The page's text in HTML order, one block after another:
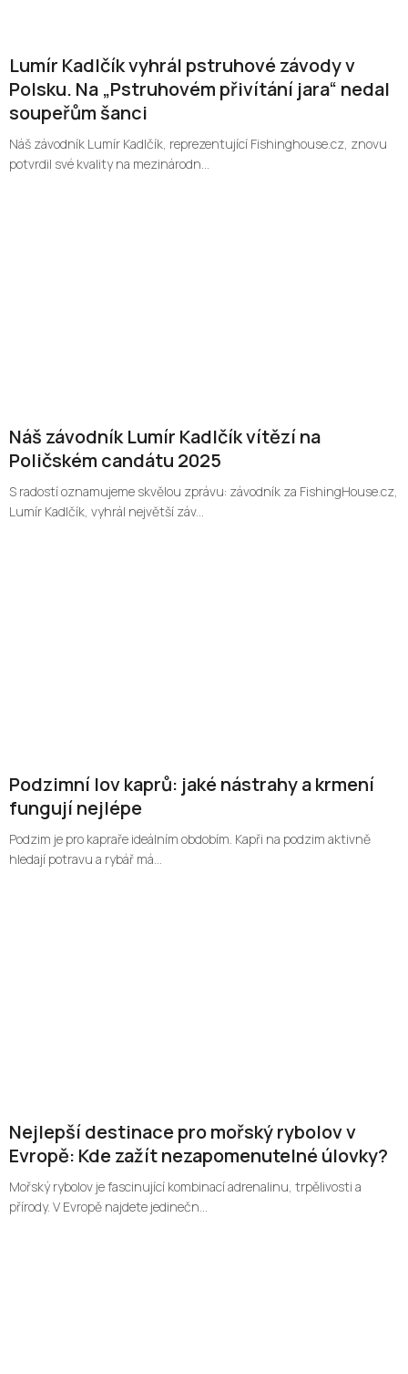
Lumír Kadlčík vyhrál pstruhové závody v
Polsku. Na „Pstruhovém přivítání jara“ nedal
soupeřům šanci
Náš závodník Lumír Kadlčík, reprezentující Fishinghouse.cz, znovu
potvrdil své kvality na mezinárodn...
Náš závodník Lumír Kadlčík vítězí na
Poličském candátu 2025
S radostí oznamujeme skvělou zprávu: závodník za FishingHouse.cz,
Lumír Kadlčík, vyhrál největší záv...
Podzimní lov kaprů: jaké nástrahy a krmení
fungují nejlépe
Podzim je pro kapraře ideálním obdobím. Kapři na podzim aktivně
hledají potravu a rybář má...
Nejlepší destinace pro mořský rybolov v
Evropě: Kde zažít nezapomenutelné úlovky?
Mořský rybolov je fascinující kombinací adrenalinu, trpělivosti a
přírody. V Evropě najdete jedinečn...